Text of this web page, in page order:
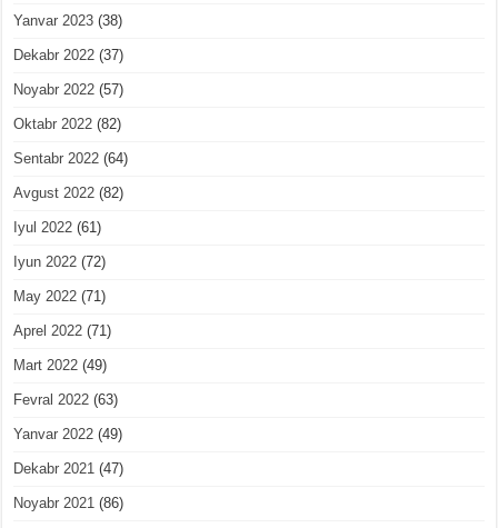
Yanvar 2023 (38)
Dekabr 2022 (37)
Noyabr 2022 (57)
Oktabr 2022 (82)
Sentabr 2022 (64)
Avgust 2022 (82)
Iyul 2022 (61)
Iyun 2022 (72)
May 2022 (71)
Aprel 2022 (71)
Mart 2022 (49)
Fevral 2022 (63)
Yanvar 2022 (49)
Dekabr 2021 (47)
Noyabr 2021 (86)